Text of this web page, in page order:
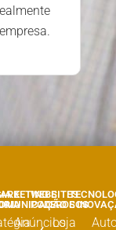
E
E
Anúncios
WEBSITES
PODEROSOS
Loja
E